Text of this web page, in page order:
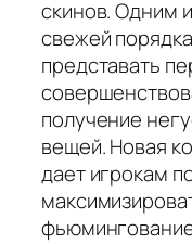
скинов. Одним
свежей
представать
получение
вещей. Новая
дает игрокам